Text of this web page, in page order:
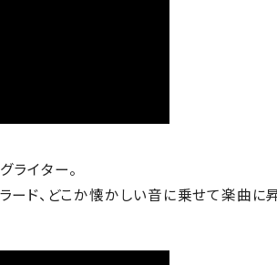
ライター。
ド、どこか懐かしい音に乗せて楽曲に昇